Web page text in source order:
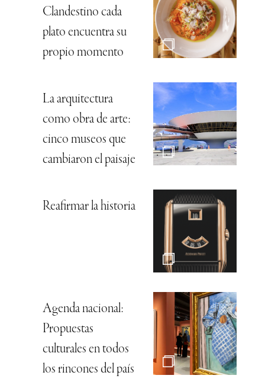
Clandestino cada
plato encuentra su
propio momento
La arquitectura
como obra de arte:
cinco museos que
cambiaron el paisaje
Reafirmar la historia
Agenda nacional:
Propuestas
culturales en todos
los rincones del país